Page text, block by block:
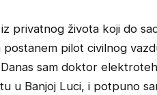
privatnog života koji do
postanem pilot civilnog
sam doktor
u Banjoj Luci, i potpuno